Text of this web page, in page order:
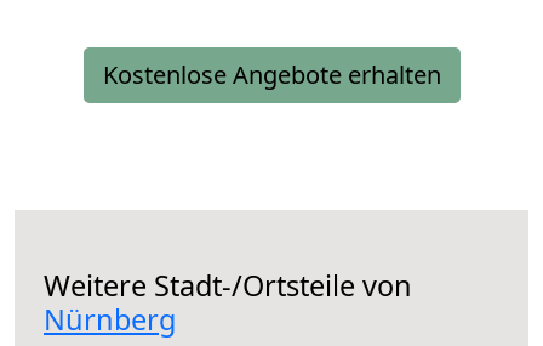
Kostenlose Angebote erhalten
Weitere Stadt-/Ortsteile von
Nürnberg